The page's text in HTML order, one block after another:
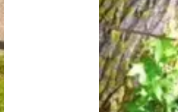
Over Campingzoeker
Veel gestelde vragen
Meld mijn camping aan
Samenwerken / adverteren